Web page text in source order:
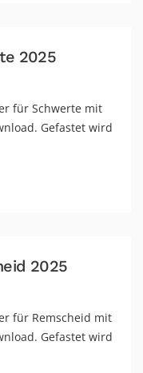
2025
für Schwerte mit
Gefastet wird
2025
für Remscheid mit
Gefastet wird